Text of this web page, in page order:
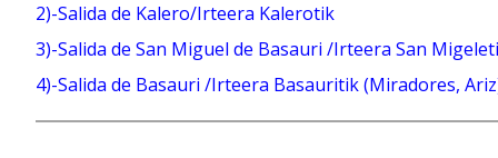
2)-Salida de Kalero/Irteera Kalerotik
3)-Salida de San Miguel de Basauri /Irteera San
4)-Salida de Basauri /Irteera Basauritik (Miradores,